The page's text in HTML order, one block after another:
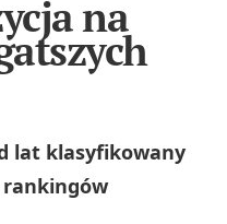
na
lat klasyfikowany
rankingów